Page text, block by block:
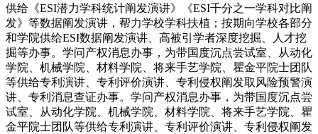
供给《ESI潜力学科统计阐发演讲》《ESI千分之一学科对比阐
发》等数据阐发演讲，帮力学校学科扶植；按期向学校各部分
和学院供给ESI数据阐发演讲、高被引学者深度挖掘、人才挖
掘等办事。学问产权消息办事，为带国度沉点尝试室、从动化
学院、机械学院、材料学院、将来手艺学院、瞿金平院士团队
等供给专利演讲、专利评价演讲、专利侵权阐发取风险预警演
讲、专利消息查证办事。学问产权消息办事，为带国度沉点尝
试室、从动化学院、机械学院、材料学院、将来手艺学院、瞿
金平院士团队等供给专利演讲、专利评价演讲、专利侵权阐发